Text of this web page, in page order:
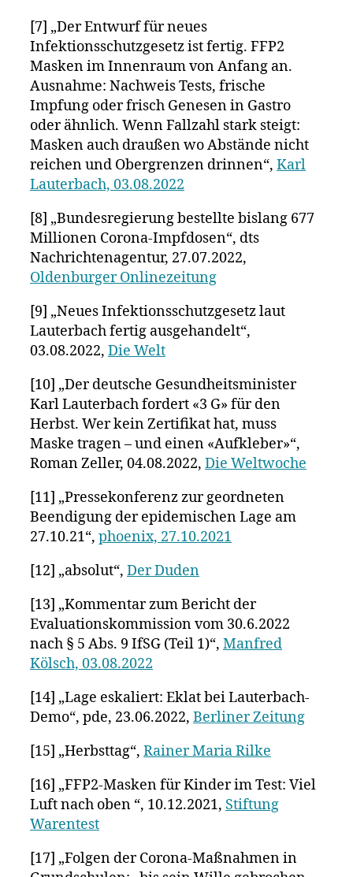
[7] „Der Entwurf für neues
Infektionsschutzgesetz ist fertig. FFP2
Masken im Innenraum von Anfang an.
Ausnahme: Nachweis Tests, frische
Impfung oder frisch Genesen in Gastro
oder ähnlich. Wenn Fallzahl stark steigt:
Masken auch draußen wo Abstände nicht
reichen und Obergrenzen drinnen“, Karl
Lauterbach, 03.08.2022
[8] „Bundesregierung bestellte bislang 677
Millionen Corona-Impfdosen“, dts
Nachrichtenagentur, 27.07.2022,
Oldenburger Onlinezeitung
[9] „Neues Infektionsschutzgesetz laut
Lauterbach fertig ausgehandelt“,
03.08.2022, Die Welt
[10] „Der deutsche Gesundheitsminister
Karl Lauterbach fordert «3 G» für den
Herbst. Wer kein Zertifikat hat, muss
Maske tragen – und einen «Aufkleber»“,
Roman Zeller, 04.08.2022, Die Weltwoche
[11] „Pressekonferenz zur geordneten
Beendigung der epidemischen Lage am
27.10.21“, phoenix, 27.10.2021
[12] „absolut“, Der Duden
[13] „Kommentar zum Bericht der
Evaluationskommission vom 30.6.2022
nach § 5 Abs. 9 IfSG (Teil 1)“, Manfred
Kölsch, 03.08.2022
[14] „Lage eskaliert: Eklat bei Lauterbach-
Demo“, pde, 23.06.2022, Berliner Zeitung
[15] „Herbsttag“, Rainer Maria Rilke
[16] „FFP2-Masken für Kinder im Test: Viel
Luft nach oben “, 10.12.2021, Stiftung
Warentest
[17] „Folgen der Corona-Maßnahmen in